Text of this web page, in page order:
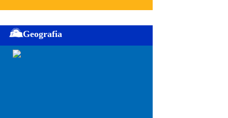
Geografia